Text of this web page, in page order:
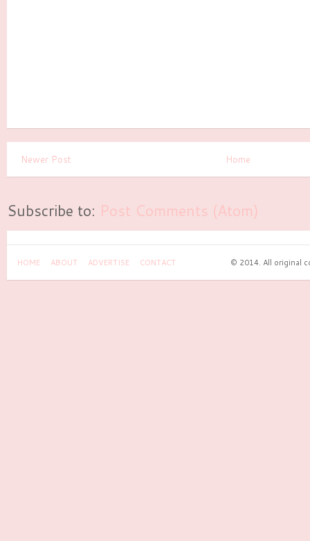
Newer Post Home
Subscribe to: Post Comments (Atom)
HOME ABOUT ADVERTISE CONTACT © 2014. All original